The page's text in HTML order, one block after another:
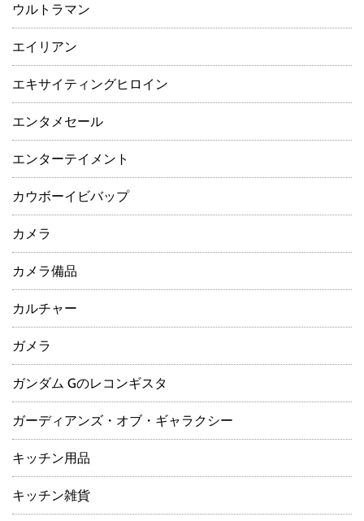
ウルトラマン
エイリアン
エキサイティングヒロイン
エンタメセール
エンターテイメント
カウボーイビバップ
カメラ
カメラ備品
カルチャー
ガメラ
ガンダム Gのレコンギスタ
ガーディアンズ・オブ・ギャラクシー
キッチン用品
キッチン雑貨